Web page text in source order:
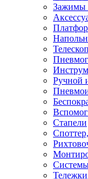
Зажимы
Ручной
Стапели